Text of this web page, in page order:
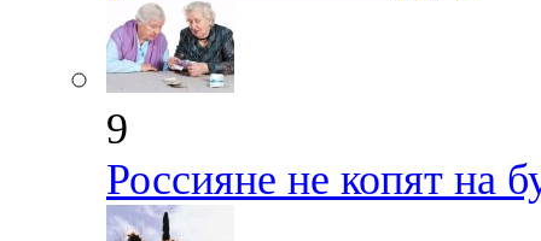
9
Россияне не копят на